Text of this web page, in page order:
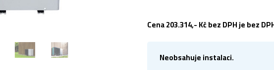
Cena 203.314,- Kč bez DPH je bez
Neobsahuje instalaci.